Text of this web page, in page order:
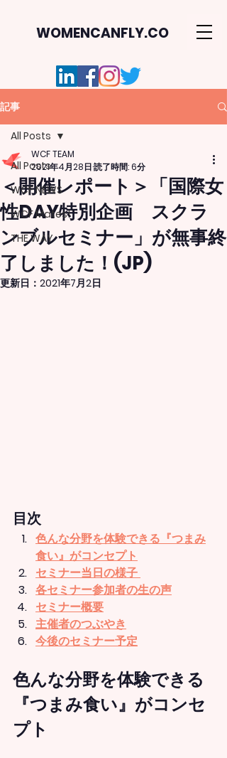
WOMENCANFLY.CO
記事
All Posts
WCF NEWS
WCF Mates!
THE WAY
All Posts
＜開催レポート＞「国際女
性DAY特別企画 スクラ
ンブルセミナー」が無事終
了しました！(JP)
WCF TEAM
2021年4月28日読了時間: 6分
更新日： 2021年7月2日
目次
色んな分野を体験できる『つまみ
食い』がコンセプト
セミナー当日の様子
各セミナー参加者の生の声
セミナー概要
主催者のつぶやき
今後のセミナー予定
色んな分野を体験できる
『つまみ食い』がコンセ
プト